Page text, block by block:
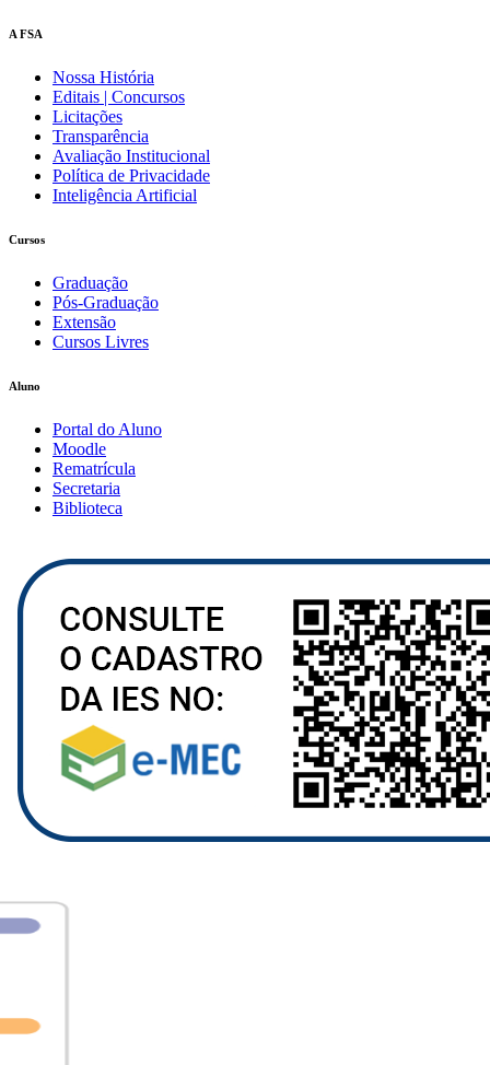
A FSA
Nossa História
Editais | Concursos
Licitações
Transparência
Avaliação Institucional
Política de Privacidade
Inteligência Artificial
Cursos
Graduação
Pós-Graduação
Extensão
Cursos Livres
Aluno
Portal do Aluno
Moodle
Rematrícula
Secretaria
Biblioteca